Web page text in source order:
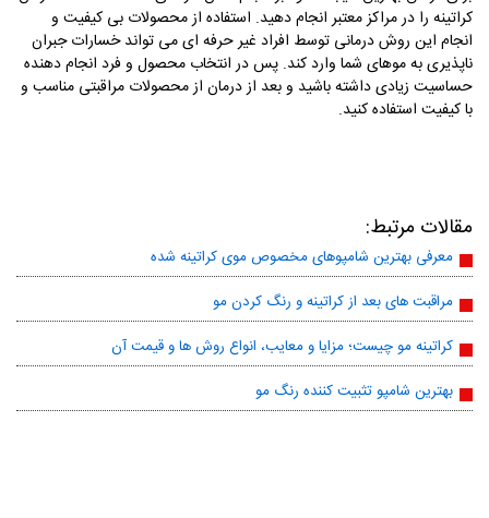
کراتینه را در مراکز معتبر انجام دهید. استفاده از محصولات بی کیفیت و
انجام این روش درمانی توسط افراد غیر حرفه ای می تواند خسارات جبران
ناپذیری به موهای شما وارد کند. پس در انتخاب محصول و فرد انجام دهنده
حساسیت زیادی داشته باشید و بعد از درمان از محصولات مراقبتی مناسب و
با کیفیت استفاده کنید.
مقالات مرتبط:
معرفی بهترین شامپوهای مخصوص موی کراتینه شده
مراقبت های بعد از کراتینه و رنگ کردن مو
کراتینه مو چیست؛ مزایا و معایب، انواع روش ها و قیمت آن
بهترین شامپو تثبیت کننده رنگ مو